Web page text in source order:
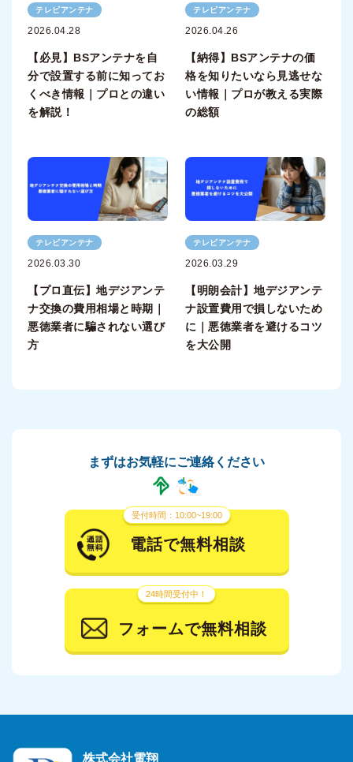
テレビアンテナ
2026.04.28
【必見】BSアンテナを自
分で設置する前に知ってお
くべき情報｜プロとの違い
を解説！
テレビアンテナ
2026.04.26
【納得】BSアンテナの価
格を知りたいなら見逃せな
い情報｜プロが教える実際
の総額
テレビアンテナ
2026.03.30
【プロ直伝】地デジアンテ
ナ交換の費用相場と時期｜
悪徳業者に騙されない選び
方
テレビアンテナ
2026.03.29
【明朗会計】地デジアンテ
ナ設置費用で損しないため
に｜悪徳業者を避けるコツ
を大公開
まずはお気軽にご連絡ください
受付時間：10:00~19:00
電話で無料相談
24時間受付中！
フォームで無料相談
株式会社電翔